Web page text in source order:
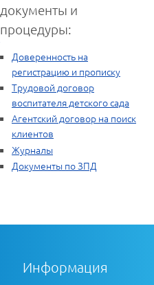
документы и
процедуры:
Доверенность на
регистрацию и прописку
Трудовой договор
воспитателя детского сада
Агентский договор на поиск
клиентов
Журналы
Документы по ЗПД
Информация